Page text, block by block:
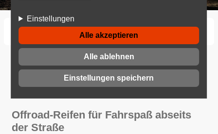
Einstellungen
Alle akzeptieren
Alle ablehnen
Einstellungen speichern
Startseite Offroad
Offroad
Offroad-Reifen für Fahrspaß abseits
der Straße